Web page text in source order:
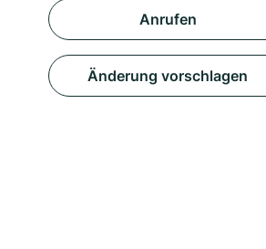
Anrufen
Änderung vorschlagen